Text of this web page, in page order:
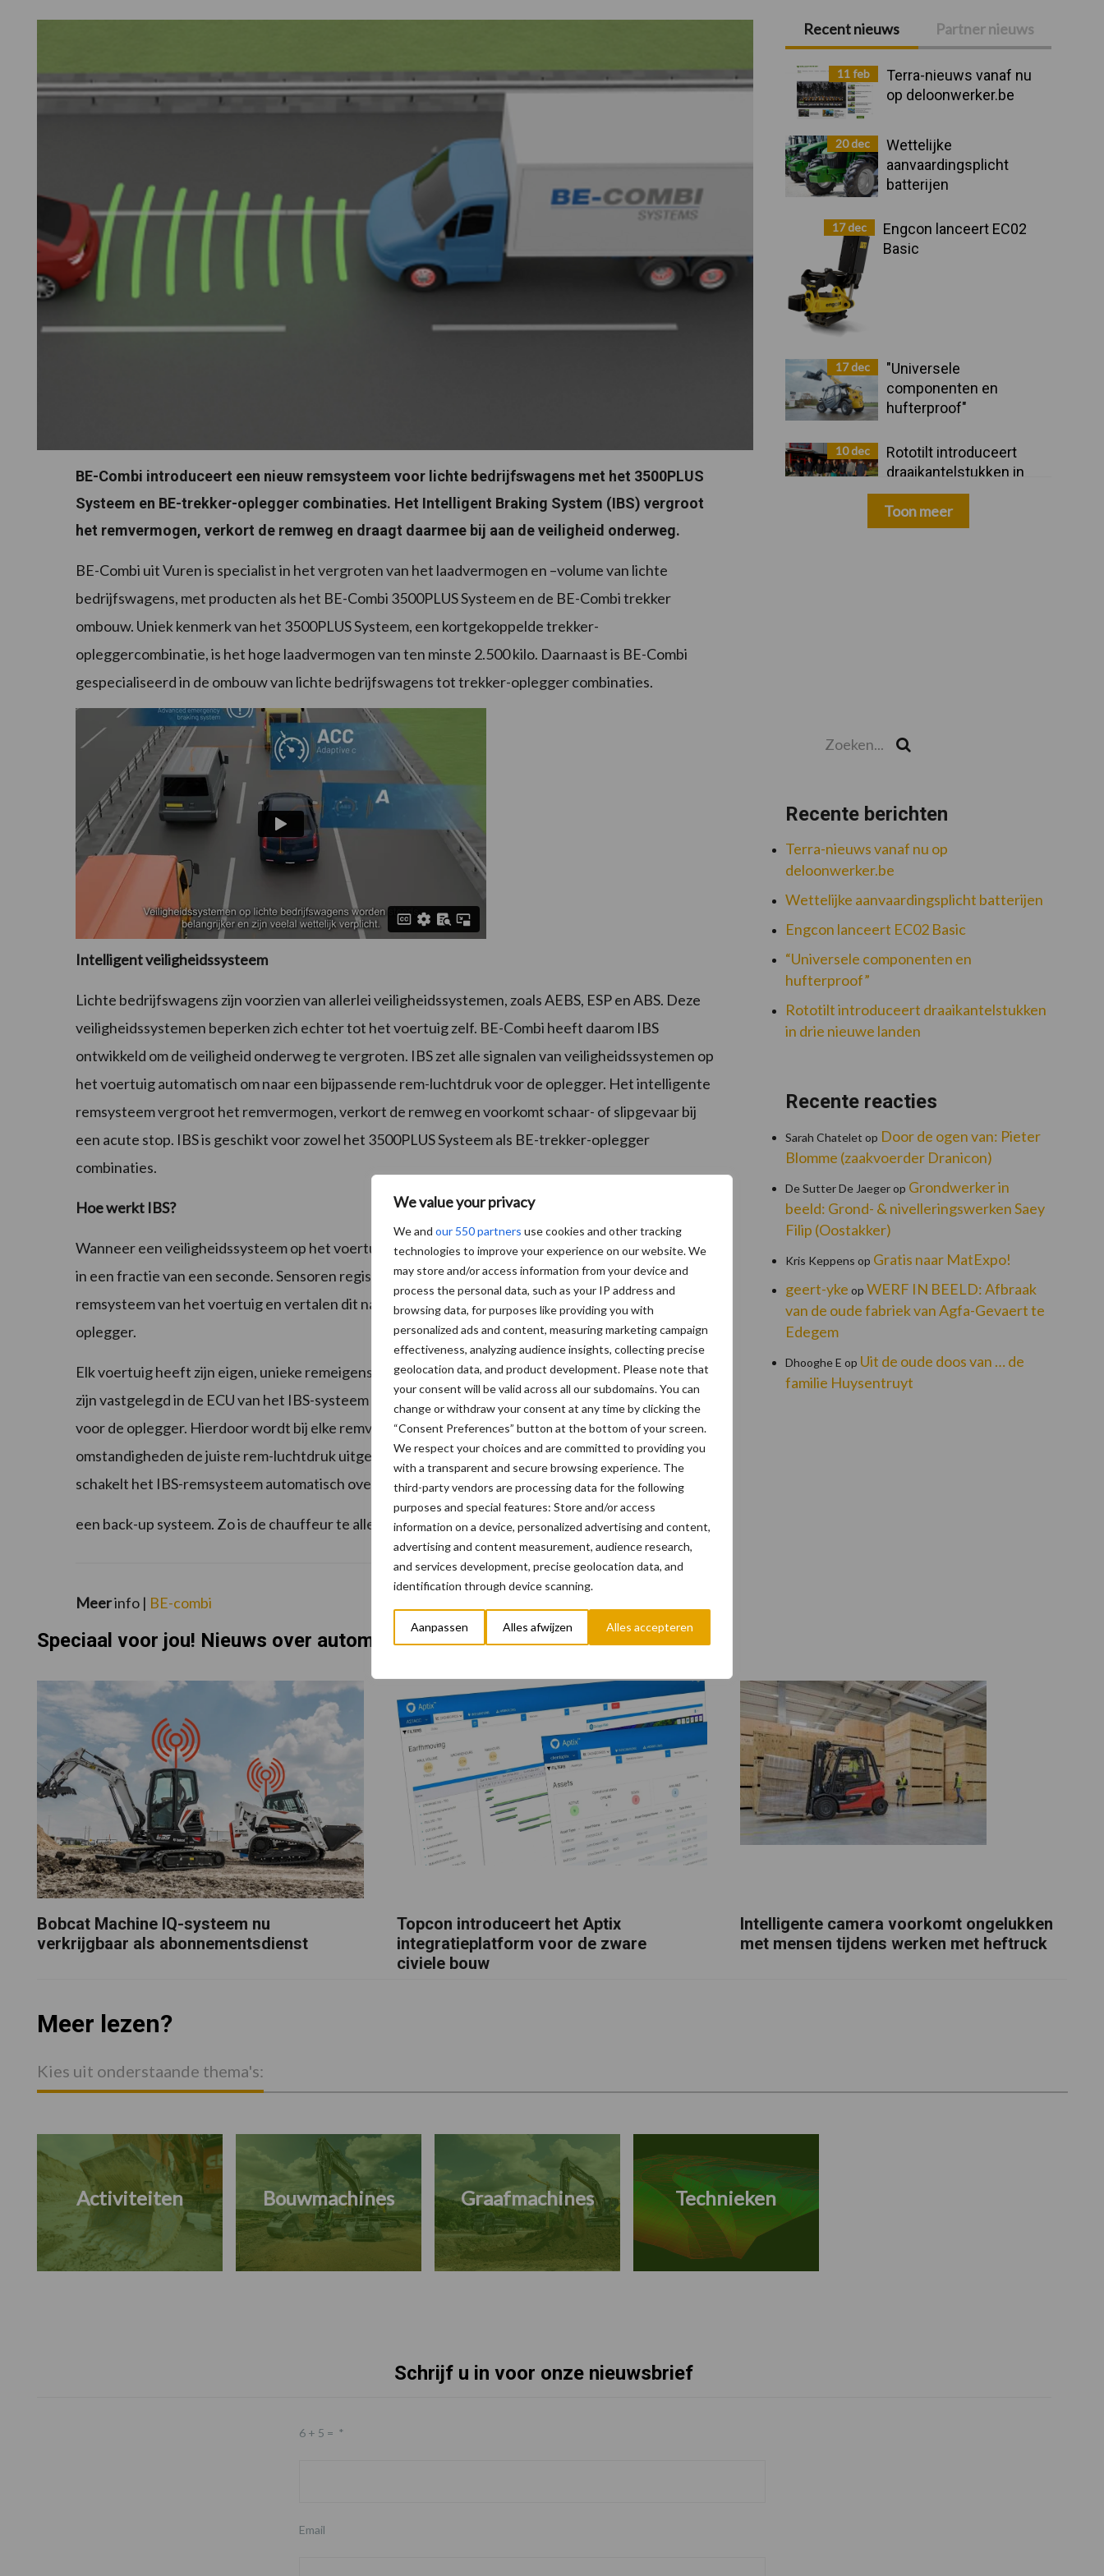
We value your privacy
We and our 550 partners use cookies and other tracking
technologies to improve your experience on our website. We
may store and/or access information from your device and
process the personal data, such as your IP address and
browsing data, for purposes like providing you with
personalized ads and content, measuring marketing campaign
effectiveness, analyzing audience insights, collecting precise
geolocation data, and product development. Please note that
your consent will be valid across all our subdomains. You can
change or withdraw your consent at any time by clicking the
“Consent Preferences” button at the bottom of your screen.
We respect your choices and are committed to providing you
with a transparent and secure browsing experience. The
third-party vendors are processing data for the following
purposes and special features: Store and/or access
information on a device, personalized advertising and content,
advertising and content measurement, audience research,
and services development, precise geolocation data, and
identification through device scanning.
Aanpassen Alles afwijzen Alles accepteren
BE-Combi introduceert een nieuw remsysteem voor lichte bedrijfswagens met het 3500PLUS
Systeem en BE-trekker-oplegger combinaties. Het Intelligent Braking System (IBS) vergroot
het remvermogen, verkort de remweg en draagt daarmee bij aan de veiligheid onderweg.
BE-Combi uit Vuren is specialist in het vergroten van het laadvermogen en –volume van lichte
bedrijfswagens, met producten als het BE-Combi 3500PLUS Systeem en de BE-Combi trekker
ombouw. Uniek kenmerk van het 3500PLUS Systeem, een kortgekoppelde trekker-
opleggercombinatie, is het hoge laadvermogen van ten minste 2.500 kilo. Daarnaast is BE-Combi
gespecialiseerd in de ombouw van lichte bedrijfswagens tot trekker-oplegger combinaties.
Intelligent veiligheidssysteem
Lichte bedrijfswagens zijn voorzien van allerlei veiligheidssystemen, zoals AEBS, ESP en ABS. Deze
veiligheidssystemen beperken zich echter tot het voertuig zelf. BE-Combi heeft daarom IBS
ontwikkeld om de veiligheid onderweg te vergroten. IBS zet alle signalen van veiligheidssystemen op
het voertuig automatisch om naar een bijpassende rem-luchtdruk voor de oplegger. Het intelligente
remsysteem vergroot het remvermogen, verkort de remweg en voorkomt schaar- of slipgevaar bij
een acute stop. IBS is geschikt voor zowel het 3500PLUS Systeem als BE-trekker-oplegger
combinaties.
Hoe werkt IBS?
Wanneer een veiligheidssysteem op het voertuig wordt geactiveerd, reageert het IBS-remsysteem
in een fractie van een seconde. Sensoren registreren continu de hydraulische druk in het
remsysteem van het voertuig en vertalen dit naar de juiste hoeveelheid rem-luchtdruk voor de
oplegger.
Elk voertuig heeft zijn eigen, unieke remeigenschappen. De specifieke kenmerken van alle merken
zijn vastgelegd in de ECU van het IBS-systeem en gekoppeld aan corresponderende rem-luchtdruk
voor de oplegger. Hierdoor wordt bij elke remvertraging van het voertuig onder alle
omstandigheden de juiste rem-luchtdruk uitgestuurd naar de oplegger. In het geval van een storing
schakelt het IBS-remsysteem automatisch over naar
een back-up systeem. Zo is de chauffeur te allen tijde verzekerd van een goed werkend remsysteem.
Meerinfo | BE-combi
Primaire
Sidebar
Recent nieuws Partner nieuws
11 feb
Terra-nieuws vanaf nu
op deloonwerker.be
20 dec
Wettelijke
aanvaardingsplicht
batterijen
17 dec
Engcon lanceert EC02
Basic
17 dec
"Universele
componenten en
hufterproof"
10 dec
Rototilt introduceert
draaikantelstukken in
drie nieuwe landen
Toon meer
Recente berichten
Terra-nieuws vanaf nu op
deloonwerker.be
Wettelijke aanvaardingsplicht batterijen
Engcon lanceert EC02 Basic
“Universele componenten en
hufterproof”
Rototilt introduceert draaikantelstukken
in drie nieuwe landen
Recente reacties
Sarah Chatelet op Door de ogen van: Pieter
Blomme (zaakvoerder Dranicon)
De Sutter De Jaegerop Grondwerker in
beeld: Grond- & nivelleringswerken Saey
Filip (Oostakker)
Kris Keppens op Gratis naar MatExpo!
geert-yke op WERF IN BEELD: Afbraak
van de oude fabriek van Agfa-Gevaert te
Edegem
Dhooghe E op Uit de oude doos van … de
familie Huysentruyt
Speciaal voor jou! Nieuws over automatisering
Bobcat Machine IQ-systeem nu
verkrijgbaar als abonnementsdienst
Topcon introduceert het Aptix
integratieplatform voor de zware
civiele bouw
Intelligente camera voorkomt ongelukken
met mensen tijdens werken met heftruck
Meer lezen?
Kies uit onderstaande thema's:
Activiteiten Bouwmachines Graafmachines Technieken
Schrijf u in voor onze nieuwsbrief
6 + 5 = *
Email